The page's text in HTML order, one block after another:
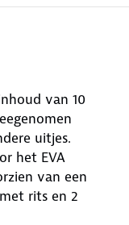
van 10
uitjes.
het EVA
van een
rits en 2